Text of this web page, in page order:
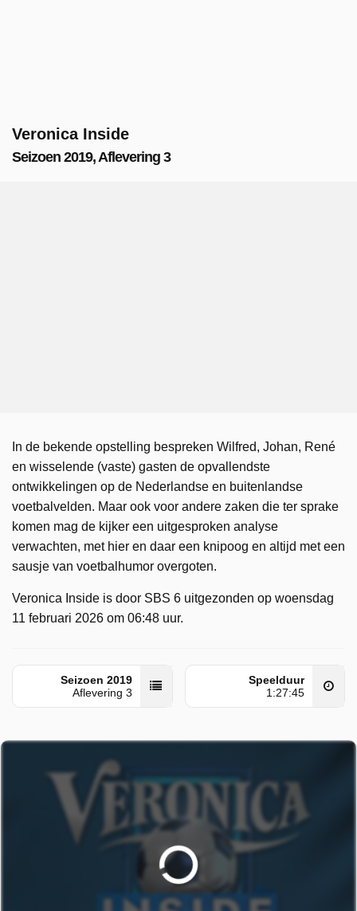
Veronica Inside
Seizoen 2019, Aflevering 3
In de bekende opstelling bespreken Wilfred, Johan, René
en wisselende (vaste) gasten de opvallendste
ontwikkelingen op de Nederlandse en buitenlandse
voetbalvelden. Maar ook voor andere zaken die ter sprake
komen mag de kijker een uitgesproken analyse
verwachten, met hier en daar een knipoog en altijd met een
sausje van voetbalhumor overgoten.
Veronica Inside is door SBS 6 uitgezonden op woensdag
11 februari 2026 om 06:48 uur.
Seizoen 2019
Aflevering 3
Speelduur
1:27:45